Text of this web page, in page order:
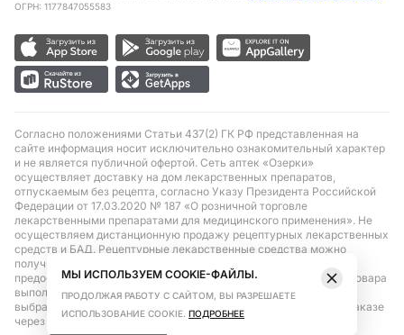
ОГРН: 1177847055583
Согласно положениями Статьи 437(2) ГК РФ представленная на
сайте информация носит исключительно ознакомительный характер
и не является публичной офертой. Сеть аптек «Озерки»
осуществляет доставку на дом лекарственных препаратов,
отпускаемым без рецепта, согласно Указу Президента Российской
Федерации от 17.03.2020 № 187 «О розничной торговле
лекарственными препаратами для медицинского применения». Не
осуществляем дистанционную продажу рецептурных лекарственных
средств и БАД. Рецептурные лекарственные средства можно
получить только при помощи самовывоза в аптеке при
предоставлении рецепта, выписанного врачом. Бронирование товара
выполняется при условиях последующего выкупа заказа в
выбранном аптечном пункте. Цена действительна только при заказе
через сайт.
МЫ ИСПОЛЬЗУЕМ COOKIE-ФАЙЛЫ.
ПРОДОЛЖАЯ РАБОТУ С САЙТОМ, ВЫ РАЗРЕШАЕТЕ
ИСПОЛЬЗОВАНИЕ COOKIE. ПОДРОБНЕЕ